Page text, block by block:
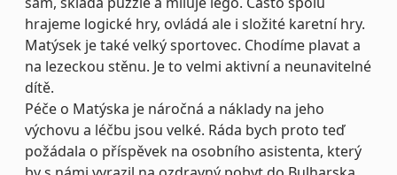
hrajeme logické hry, ovládá ale i složité karetní hry.
Matýsek je také velký sportovec. Chodíme plavat a
na lezeckou stěnu. Je to velmi aktivní a neunavitelné
dítě.
Péče o Matýska je náročná a náklady na jeho
výchovu a léčbu jsou velké. Ráda bych proto teď
požádala o příspěvek na osobního asistenta, který